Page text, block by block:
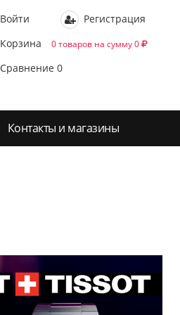
Войти
Регистрация
Корзина
0 товаров на сумму 0
Сравнение 0
Контакты и магазины